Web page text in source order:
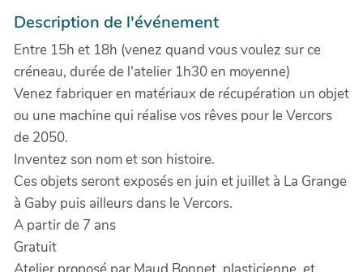
Description de l'événement
Entre 15h et 18h (venez quand vous voulez sur ce
créneau, durée de l'atelier 1h30 en moyenne)
Venez fabriquer en matériaux de récupération un objet
ou une machine qui réalise vos rêves pour le Vercors
de 2050.
Inventez son nom et son histoire.
Ces objets seront exposés en juin et juillet à La Grange
à Gaby puis ailleurs dans le Vercors.
A partir de 7 ans
Gratuit